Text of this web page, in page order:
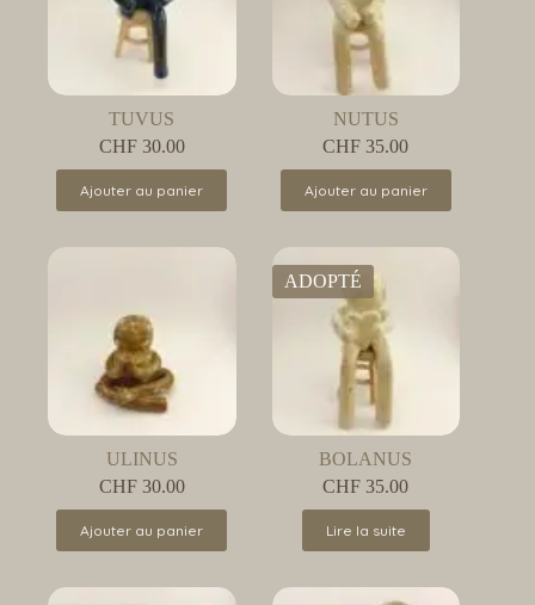
TUVUS
CHF30.00
Ajouter au panier
NUTUS
CHF 35.00
Ajouter au panier
ULINUS
CHF30.00
Ajouter au panier
ADOPTÉ
BOLANUS
CHF 35.00
Lire la suite